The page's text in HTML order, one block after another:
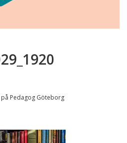
Pedagog Göteborg